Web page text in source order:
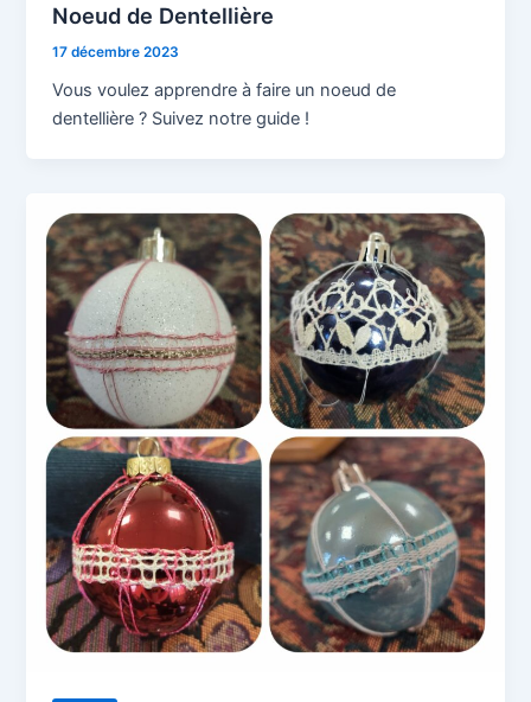
Noeud de Dentellière
17 décembre 2023
Vous voulez apprendre à faire un noeud de
dentellière ? Suivez notre guide !